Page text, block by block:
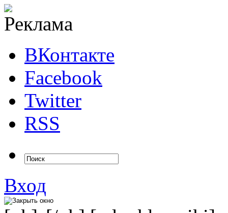
ВКонтакте
Facebook
Twitter
RSS
Вход